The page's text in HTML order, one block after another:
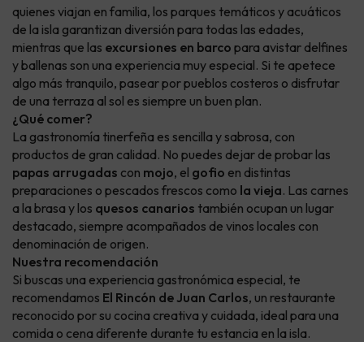
quienes viajan en familia, los parques temáticos y acuáticos
de la isla garantizan diversión para todas las edades,
mientras que las excursiones en barco para avistar delfines
y ballenas son una experiencia muy especial. Si te apetece
algo más tranquilo, pasear por pueblos costeros o disfrutar
de una terraza al sol es siempre un buen plan.
¿Qué comer?
La gastronomía tinerfeña es sencilla y sabrosa, con
productos de gran calidad. No puedes dejar de probar las
papas arrugadas con mojo, el gofio en distintas
preparaciones o pescados frescos como la vieja. Las carnes
a la brasa y los quesos canarios también ocupan un lugar
destacado, siempre acompañados de vinos locales con
denominación de origen.
Nuestra recomendación
Si buscas una experiencia gastronómica especial, te
recomendamos El Rincón de Juan Carlos, un restaurante
reconocido por su cocina creativa y cuidada, ideal para una
comida o cena diferente durante tu estancia en la isla.